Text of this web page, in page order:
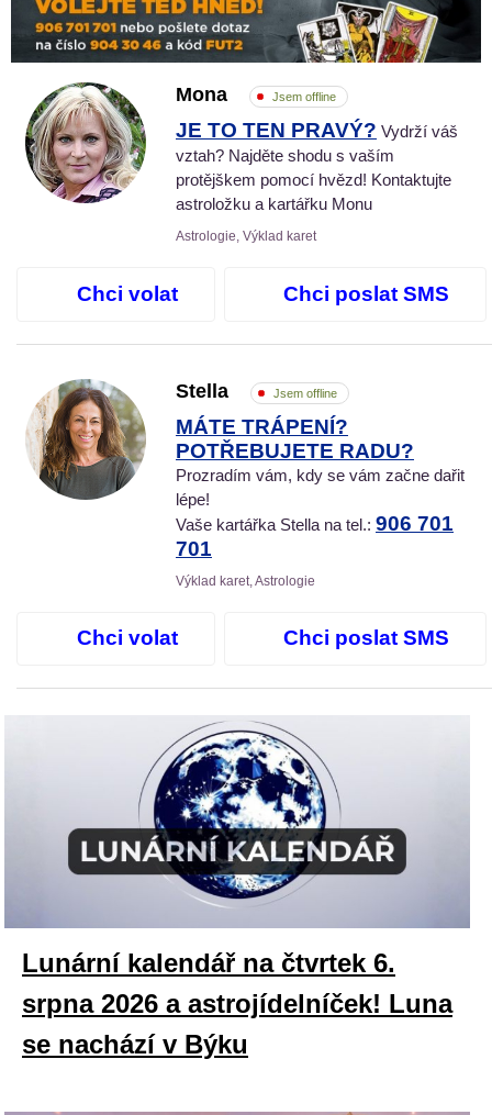
Mona Jsem offline
JE TO TEN PRAVÝ? Vydrží váš
vztah? Najděte shodu s vaším
protějškem pomocí hvězd! Kontaktujte
astroložku a kartářku Monu
Astrologie, Výklad karet
Chci volat Chci poslat SMS
Stella Jsem offline
MÁTE TRÁPENÍ?
POTŘEBUJETE RADU?
Prozradím vám, kdy se vám začne dařit
lépe!
Vaše kartářka Stella na tel.: 906 701
701
Výklad karet, Astrologie
Chci volat Chci poslat SMS
Lunární kalendář na čtvrtek 6.
srpna 2026 a astrojídelníček! Luna
se nachází v Býku